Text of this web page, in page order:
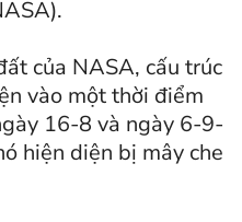
của NASA, cấu trúc
vào một thời điểm
16-8 và ngày 6-9-
hiện diện bị mây che